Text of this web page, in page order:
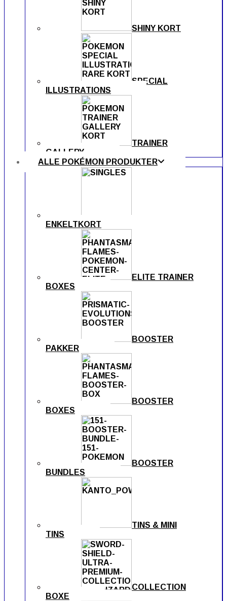
SHINY KORT
SPECIAL
ILLUSTRATIONS
TRAINER
GALLERY
ALLE POKÉMON PRODUKTER
ENKELTKORT
ELITE TRAINER
BOXES
BOOSTER
PAKKER
BOOSTER
BOXES
BOOSTER
BUNDLES
TINS & MINI
TINS
COLLECTION
BOXE